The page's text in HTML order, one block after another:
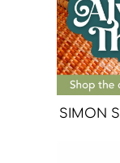
SIMON